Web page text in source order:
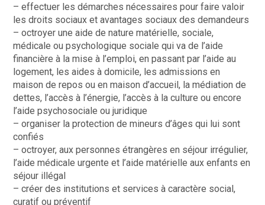
– effectuer les démarches nécessaires pour faire valoir
les droits sociaux et avantages sociaux des demandeurs
– octroyer une aide de nature matérielle, sociale,
médicale ou psychologique sociale qui va de l’aide
financière à la mise à l’emploi, en passant par l’aide au
logement, les aides à domicile, les admissions en
maison de repos ou en maison d’accueil, la médiation de
dettes, l’accès à l’énergie, l’accès à la culture ou encore
l’aide psychosociale ou juridique
– organiser la protection de mineurs d’âges qui lui sont
confiés
– octroyer, aux personnes étrangères en séjour irrégulier,
l’aide médicale urgente et l’aide matérielle aux enfants en
séjour illégal
– créer des institutions et services à caractère social,
curatif ou préventif